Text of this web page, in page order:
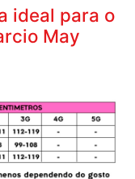
ideal para o
May